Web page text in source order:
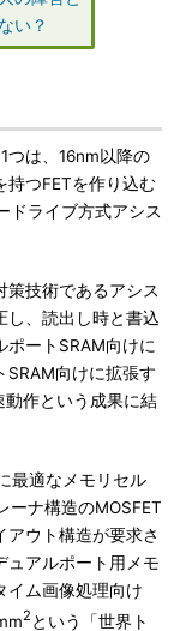
い？
は、16nm以降の
持つFETを作り込む
ドライブ方式アシス
技術であるアシス
し、読出し時と書込
ートSRAM向けに
SRAM向けに拡張す
作という成果に結
最適なメモリセル
ーナ構造のMOSFET
アウト構造が要求さ
ュアルポート用メモ
イム画像処理向け
2 という「世界ト